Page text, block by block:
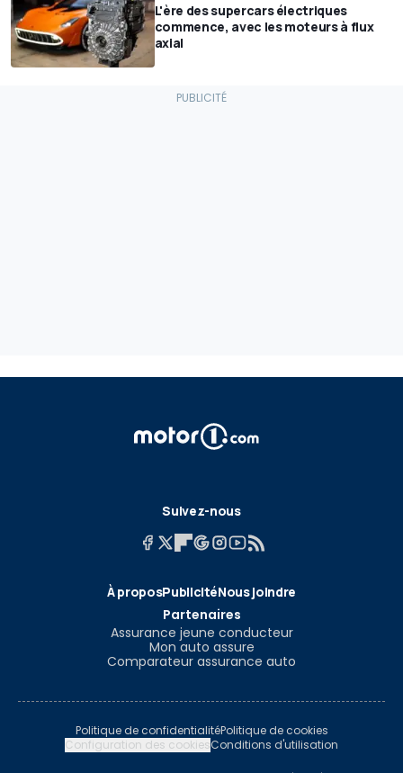
L'ère des supercars électriques
commence, avec les moteurs à flux
axial
Suivez-nous
À proposPublicitéNous joindre
Partenaires
Assurance jeune conducteur
Mon auto assure
Comparateur assurance auto
Politique de confidentialitéPolitique de cookies
Configuration des cookiesConditions d'utilisation